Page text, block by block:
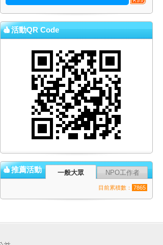
活動QR Code
推薦活動 一般大眾 NPO工作者
目前累積數： 7865